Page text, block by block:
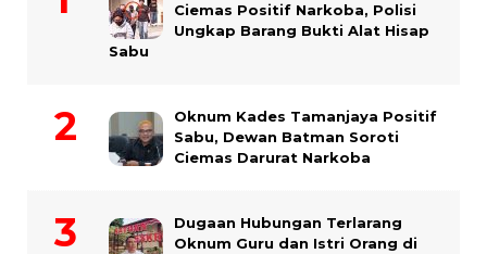
Ciemas Positif Narkoba, Polisi
Ungkap Barang Bukti Alat Hisap
Sabu
Oknum Kades Tamanjaya Positif
Sabu, Dewan Batman Soroti
Ciemas Darurat Narkoba
Dugaan Hubungan Terlarang
Oknum Guru dan Istri Orang di